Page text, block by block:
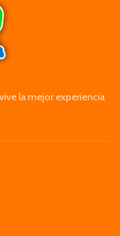
la mejor experiencia